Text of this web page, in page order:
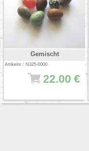
Gemischt
Artikelnr.: N325-0000
22.00 €